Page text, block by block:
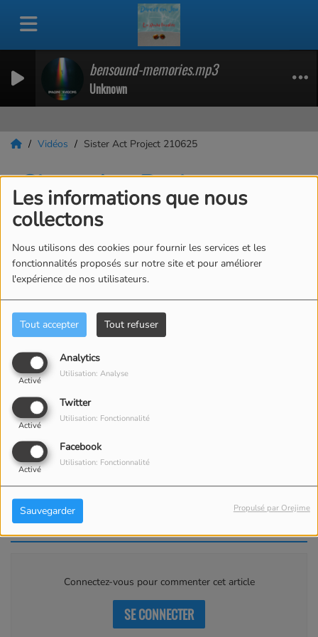
Les informations que nous
collectons
Nous utilisons des cookies pour fournir les services et les
fonctionnalités proposés sur notre site et pour améliorer
l'expérience de nos utilisateurs.
Tout accepter Tout refuser
Analytics
Activé
Utilisation: Analyse
Twitter
Activé
Utilisation: Fonctionnalité
Facebook
Activé
Utilisation: Fonctionnalité
Sauvegarder Propulsé par Orejime
bensound-memories.mp3
Unknown
Vidéos Sister Act Project 210625
Sister Act Project
210625
21 JUIN 2025
Sister Act Project 210625
Commentaires(0)
Connectez-vous pour commenter cet article
SE CONNECTER